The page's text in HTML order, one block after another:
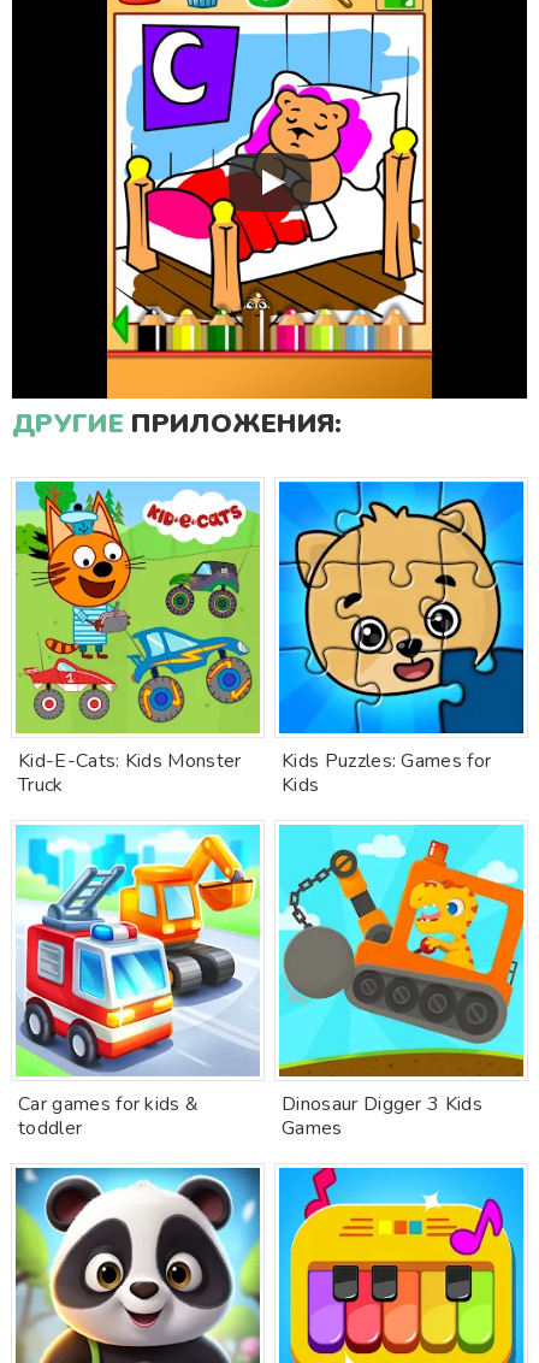
ДРУГИЕ ПРИЛОЖЕНИЯ:
Kid-E-Cats: Kids Monster
Truck
Kids Puzzles: Games for
Kids
Car games for kids &
toddler
Dinosaur Digger 3 Kids
Games